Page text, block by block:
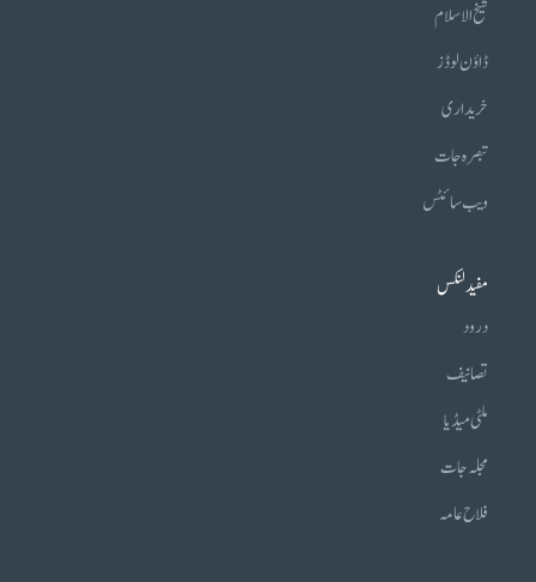
شیخ الاسلام
ڈاؤن لوڈز
خریداری
تبصرہ جات
ویب سائٹس
مفید لنکس
درود
تصانیف
ملٹی میڈیا
مجلہ جات
فلاح عامہ